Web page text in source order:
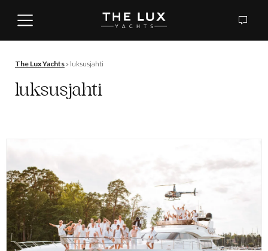
The Lux Yachts » luksusjahti
luksusjahti